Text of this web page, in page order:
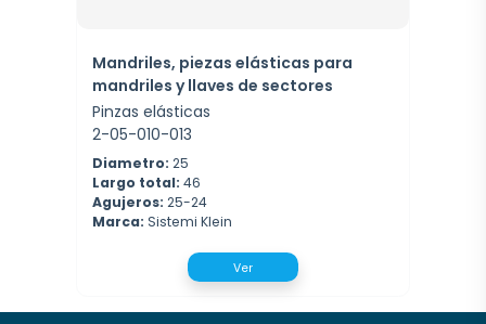
Mandriles, piezas elásticas para
mandriles y llaves de sectores
Pinzas elásticas
2-05-010-013
Diametro: 25
Largo total: 46
Agujeros: 25-24
Marca: Sistemi Klein
Ver